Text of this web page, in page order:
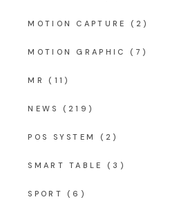
MOTION CAPTURE (2)
MOTION GRAPHIC (7)
MR (11)
NEWS (219)
POS SYSTEM (2)
SMART TABLE (3)
SPORT (6)